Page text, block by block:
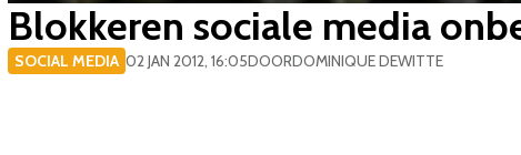
Blokkeren sociale media
SOCIAL MEDIA 02 JAN 2012, 16:05DOORDOMINIQUE DEWITTE